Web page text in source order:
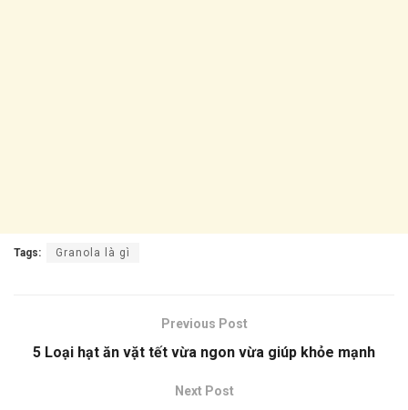
Tags: Granola là gì
Previous Post
5 Loại hạt ăn vặt tết vừa ngon vừa giúp khỏe mạnh
Next Post